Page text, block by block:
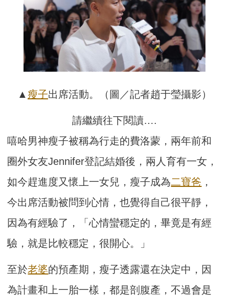
▲ 瘦子出席活動。（圖／記者趙于瑩攝影）
請繼續往下閱讀….
嘻哈男神瘦子被稱為行走的費洛蒙，兩年前和
圈外女友Jennifer登記結婚後，兩人育有一女，
如今趕進度又懷上一女兒，瘦子成為二寶爸 ，
今出席活動被問到心情，也覺得自己很平靜，
因為有經驗了，「心情蠻穩定的，畢竟是有經
驗，就是比較穩定，很開心。」
至於老婆的預產期，瘦子透露還在決定中，因
為計畫和上一胎一樣，都是剖腹產，不過會是